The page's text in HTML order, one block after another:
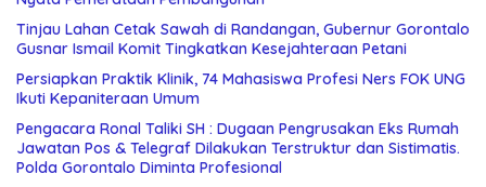
Tinjau Lahan Cetak Sawah di Randangan, Gubernur Gorontalo
Gusnar Ismail Komit Tingkatkan Kesejahteraan Petani
Persiapkan Praktik Klinik, 74 Mahasiswa Profesi Ners FOK UNG
Ikuti Kepaniteraan Umum
Pengacara Ronal Taliki SH : Dugaan Pengrusakan Eks Rumah
Jawatan Pos & Telegraf Dilakukan Terstruktur dan Sistimatis.
Polda Gorontalo Diminta Profesional